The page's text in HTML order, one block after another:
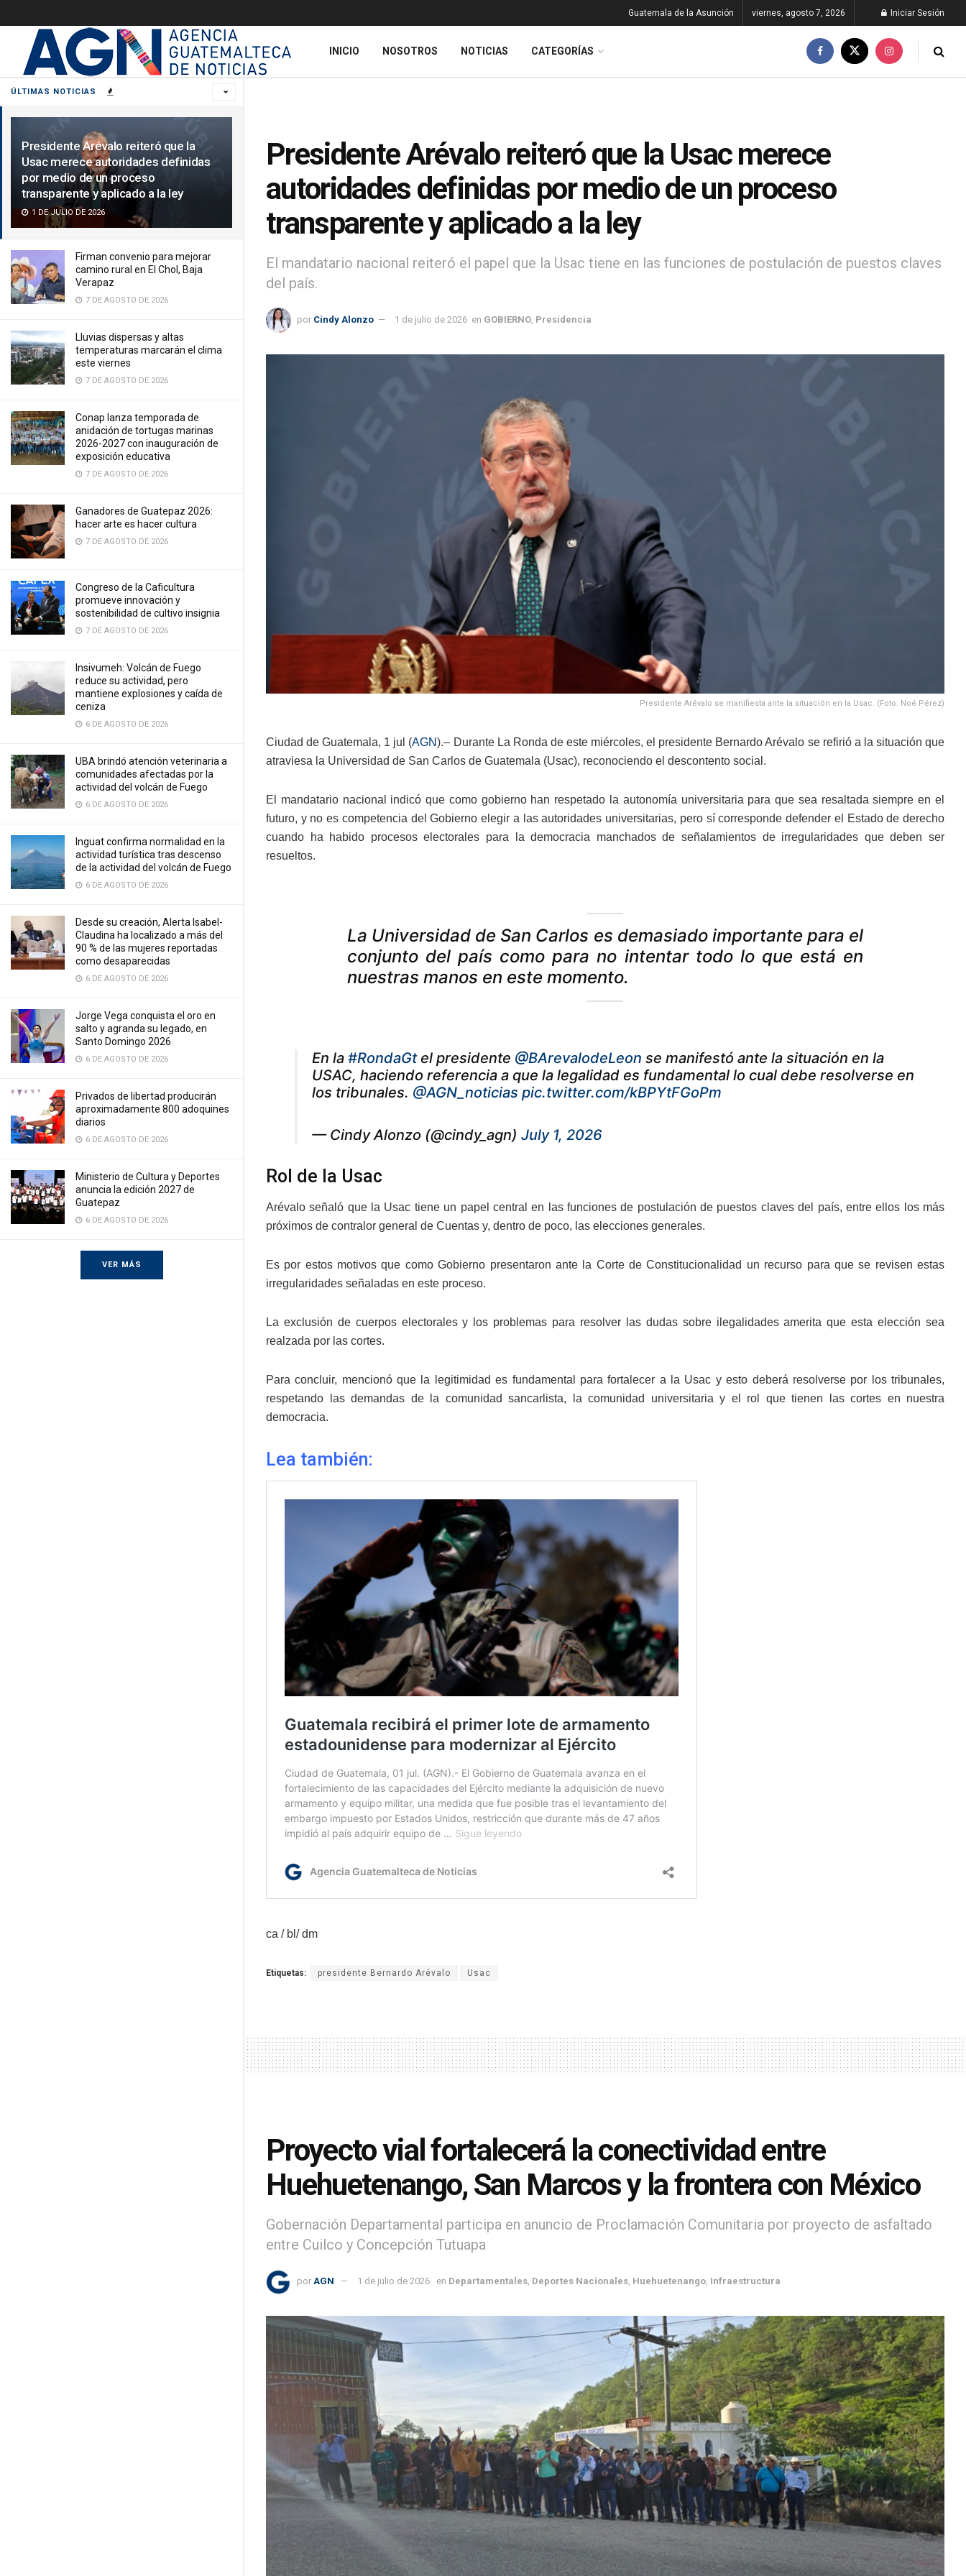
ÚLTIMAS NOTICIAS
Presidente Arévalo reiteró que la
Usac merece autoridades definidas
por medio de un proceso
transparente y aplicado a la ley
1 DE JULIO DE 2026
Firman convenio para mejorar
camino rural en El Chol, Baja
Verapaz
7 DE AGOSTO DE 2026
Lluvias dispersas y altas
temperaturas marcarán el clima
este viernes
7 DE AGOSTO DE 2026
Conap lanza temporada de
anidación de tortugas marinas
2026-2027 con inauguración de
exposición educativa
7 DE AGOSTO DE 2026
Ganadores de Guatepaz 2026:
hacer arte es hacer cultura
7 DE AGOSTO DE 2026
Congreso de la Caficultura
promueve innovación y
sostenibilidad de cultivo insignia
7 DE AGOSTO DE 2026
Insivumeh: Volcán de Fuego
reduce su actividad, pero
mantiene explosiones y caída de
ceniza
6 DE AGOSTO DE 2026
UBA brindó atención veterinaria a
comunidades afectadas por la
actividad del volcán de Fuego
6 DE AGOSTO DE 2026
Inguat confirma normalidad en la
actividad turística tras descenso
de la actividad del volcán de Fuego
6 DE AGOSTO DE 2026
Desde su creación, Alerta Isabel-
Claudina ha localizado a más del
90 % de las mujeres reportadas
como desaparecidas
6 DE AGOSTO DE 2026
Jorge Vega conquista el oro en
salto y agranda su legado, en
Santo Domingo 2026
6 DE AGOSTO DE 2026
Privados de libertad producirán
aproximadamente 800 adoquines
diarios
6 DE AGOSTO DE 2026
Ministerio de Cultura y Deportes
anuncia la edición 2027 de
Guatepaz
6 DE AGOSTO DE 2026
VER MÁS
Guatemala de la Asunción viernes, agosto 7, 2026 Iniciar Sesión
INICIO NOSOTROS NOTICIAS CATEGORÍAS
Presidente Arévalo reiteró que la Usac merece
autoridades definidas por medio de un proceso
transparente y aplicado a la ley
El mandatario nacional reiteró el papel que la Usac tiene en las funciones de postulación de puestos claves
del país.
por Cindy Alonzo 1 de julio de 2026 en GOBIERNO Presidencia
Presidente Arévalo se manifiesta ante la situación en la Usac. (Foto: Noé Pérez)
Ciudad de Guatemala, 1 jul (AGN).– Durante La Ronda de este miércoles, el presidente Bernardo Arévalo se refirió a la situación que
atraviesa la Universidad de San Carlos de Guatemala (Usac), reconociendo el descontento social.
El mandatario nacional indicó que como gobierno han respetado la autonomía universitaria para que sea resaltada siempre en el
futuro, y no es competencia del Gobierno elegir a las autoridades universitarias, pero sí corresponde defender el Estado de derecho
cuando ha habido procesos electorales para la democracia manchados de señalamientos de irregularidades que deben ser
resueltos.
La Universidad de San Carlos es demasiado importante para el
conjunto del país como para no intentar todo lo que está en
nuestras manos en este momento.
En la #RondaGtel presidente @BArevalodeLeon se manifestó ante la situación en la
USAC, haciendo referencia a que la legalidad es fundamental lo cual debe resolverse en
los tribunales. @AGN_noticias pic.twitter.com/kBPYtFGoPm
— Cindy Alonzo (@cindy_agn) July 1, 2026
Rol de la Usac
Arévalo señaló que la Usac tiene un papel central en las funciones de postulación de puestos claves del país, entre ellos los más
próximos de contralor general de Cuentas y, dentro de poco, las elecciones generales.
Es por estos motivos que como Gobierno presentaron ante la Corte de Constitucionalidad un recurso para que se revisen estas
irregularidades señaladas en este proceso.
La exclusión de cuerpos electorales y los problemas para resolver las dudas sobre ilegalidades amerita que esta elección sea
realzada por las cortes.
Para concluir, mencionó que la legitimidad es fundamental para fortalecer a la Usac y esto deberá resolverse por los tribunales,
respetando las demandas de la comunidad sancarlista, la comunidad universitaria y el rol que tienen las cortes en nuestra
democracia.
Lea también:
ca / bl/ dm
Etiquetas: presidente Bernardo Arévalo Usac
Proyecto vial fortalecerá la conectividad entre
Huehuetenango, San Marcos y la frontera con México
Gobernación Departamental participa en anuncio de Proclamación Comunitaria por proyecto de asfaltado
entre Cuilco y Concepción Tutuapa
por AGN 1 de julio de 2026 en Departamentales, Deportes Nacionales, Huehuetenango, Infraestructura